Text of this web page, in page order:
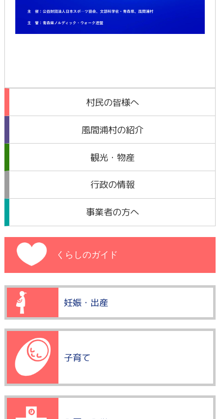
村民の皆様へ
風間浦村の紹介
観光・物産
行政の情報
事業者の方へ
くらしのガイド
妊娠・出産
子育て